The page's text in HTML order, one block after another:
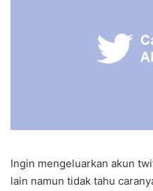
Ingin mengeluarkan akun
lain namun tidak tahu